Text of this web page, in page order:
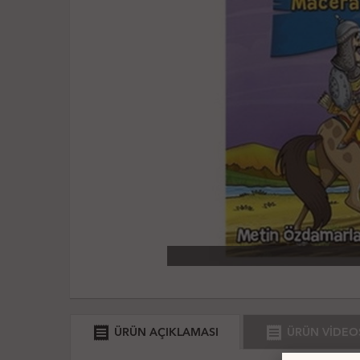
receipt ÜRÜN AÇIKLAMASI receipt ÜRÜN